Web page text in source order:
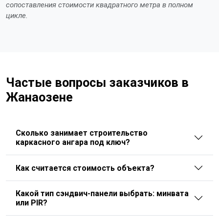
сопоставления стоимости квадратного метра в полном
цикле.
Частые вопросы заказчиков в
Жанаозене
Сколько занимает строительство
каркасного ангара под ключ?
Как считается стоимость объекта?
Какой тип сэндвич-панели выбрать: минвата
или PIR?